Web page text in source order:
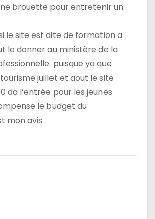
brouette pour entretenir un
le site est dite de formation a
le donner au ministère de la
puisque ya que
juillet et aout le site
da l’entrée pour les jeunes
le budget du
mon avis